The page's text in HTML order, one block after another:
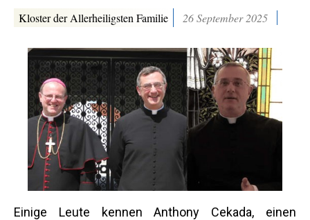
Kloster der Allerheiligsten Familie 26 September 2025
Einige Leute kennen Anthony Cekada, einen